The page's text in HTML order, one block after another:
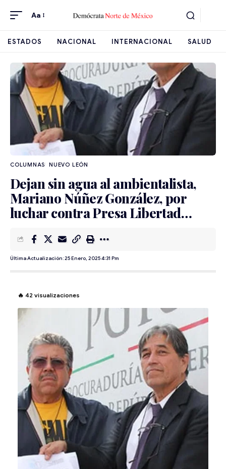
Aa
ESTADOS NACIONAL INTERNACIONAL SALUD
NUEVO LEÓN
Dejan sin agua al ambientalista,
Mariano Núñez González, por
luchar contra Presa Libertad…
Última Actualización: 25 Enero, 2025 4:31 Pm
🔥 42 visualizaciones